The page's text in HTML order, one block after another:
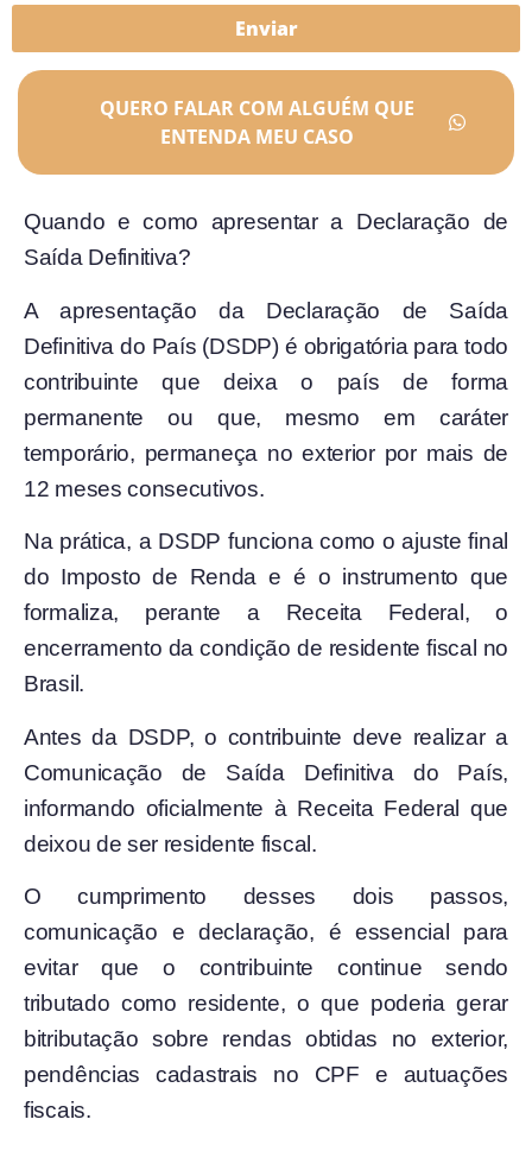
Enviar
QUERO FALAR COM ALGUÉM QUE
ENTENDA MEU CASO
Quando e como apresentar a Declaração de
Saída Definitiva?
A apresentação da Declaração de Saída
Definitiva do País (DSDP) é obrigatória para todo
contribuinte que deixa o país de forma
permanente ou que, mesmo em caráter
temporário, permaneça no exterior por mais de
12 meses consecutivos.
Na prática, a DSDP funciona como o ajuste final
do Imposto de Renda e é o instrumento que
formaliza, perante a Receita Federal, o
encerramento da condição de residente fiscal no
Brasil.
Antes da DSDP, o contribuinte deve realizar a
Comunicação de Saída Definitiva do País,
informando oficialmente à Receita Federal que
deixou de ser residente fiscal.
O cumprimento desses dois passos,
comunicação e declaração, é essencial para
evitar que o contribuinte continue sendo
tributado como residente, o que poderia gerar
bitributação sobre rendas obtidas no exterior,
pendências cadastrais no CPF e autuações
fiscais.